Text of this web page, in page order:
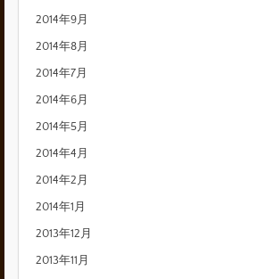
2014年9月
2014年8月
2014年7月
2014年6月
2014年5月
2014年4月
2014年2月
2014年1月
2013年12月
2013年11月